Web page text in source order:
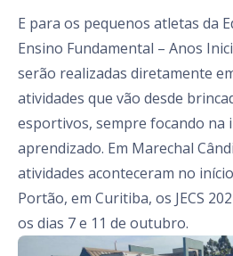
E para os pequenos atletas da
Ensino Fundamental – Anos
serão realizadas diretamente
atividades que vão desde
esportivos, sempre focando na
aprendizado. Em Marechal
atividades aconteceram no
Portão, em Curitiba, os JECS
os dias 7 e 11 de outubro.